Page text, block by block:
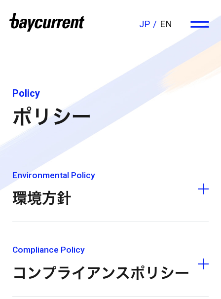
EN
JP
Policy
ポリシー
Environmental Policy
環境方針
Compliance Policy
コンプライアンスポリシー